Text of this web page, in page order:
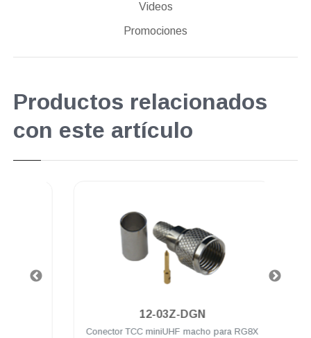
Videos
Promociones
Productos relacionados
con este artículo
12-03Z-DGN
Conector TCC miniUHF macho para RG8X